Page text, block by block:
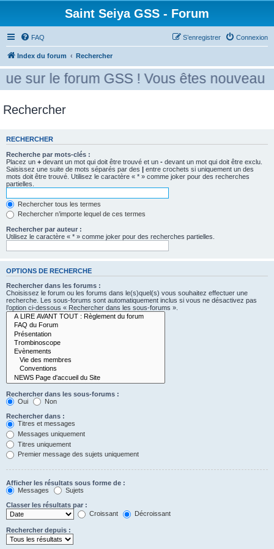
Saint Seiya GSS - Forum
FAQ Connexion
S’enregistrer
Index du forum Rechercher
sur le forum GSS ! Vous êtes nouveau
Rechercher
RECHERCHER
Recherche par mots-clés :
Placez un + devant un mot qui doit être trouvé et un - devant un mot qui doit être exclu.
Saisissez une suite de mots séparés par des | entre crochets si uniquement un des
mots doit être trouvé. Utilisez le caractère « * » comme joker pour des recherches
partielles.
Rechercher tous les termes
Rechercher n’importe lequel de ces termes
Rechercher par auteur :
Utilisez le caractère « * » comme joker pour des recherches partielles.
OPTIONS DE RECHERCHE
Rechercher dans les forums :
Choisissez le forum ou les forums dans le(s)quel(s) vous souhaitez effectuer une
recherche. Les sous-forums sont automatiquement inclus si vous ne désactivez pas
l’option ci-dessous « Rechercher dans les sous-forums ».
Rechercher dans les sous-forums :
Oui
Non
Rechercher dans :
Titres et messages
Messages uniquement
Titres uniquement
Premier message des sujets uniquement
Afficher les résultats sous forme de :
Messages
Sujets
Classer les résultats par :
Croissant
Décroissant
Rechercher depuis :